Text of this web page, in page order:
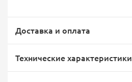
Доставка и оплата
Технические характеристики